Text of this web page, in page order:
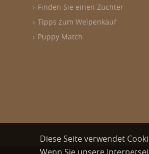
Finden Sie einen Züchter
Tipps zum Welpenkauf
Puppy Match
Diese Seite verwendet